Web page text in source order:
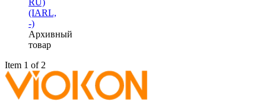
(IARL,
-)
Архивный
товар
Item 1 of 2